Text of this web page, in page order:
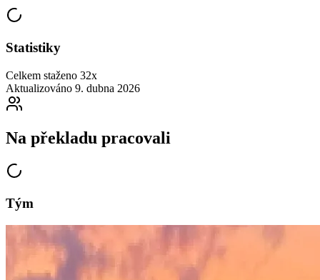
Statistiky
Celkem staženo 32x
Aktualizováno 9. dubna 2026
Na překladu pracovali
Tým